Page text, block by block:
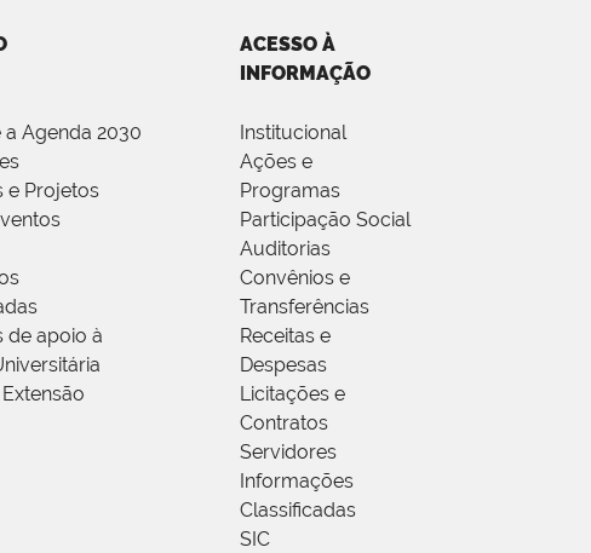
a Agenda 2030
e Projetos
de apoio à
ACESSO À
INFORMAÇÃO
Institucional
Ações e
Programas
Participação Social
Auditorias
Convênios e
Transferências
Receitas e
Despesas
Licitações e
Contratos
Servidores
Informações
Classificadas
SIC